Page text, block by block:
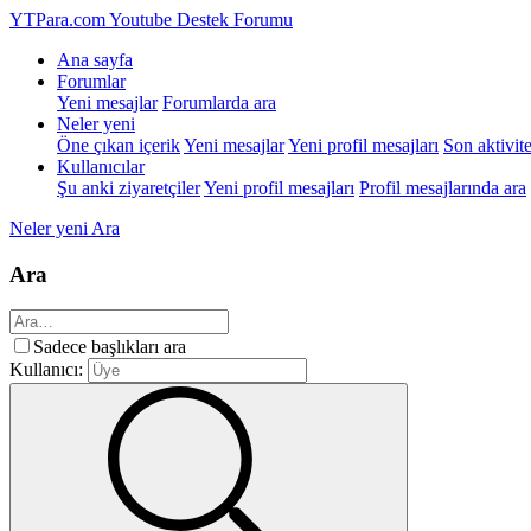
YTPara.comYoutube Destek Forumu
Ana sayfa
Forumlar
Yeni mesajlar Forumlarda ara
Neler yeni
Öne çıkan içerikYeni mesajlarYeni profil mesajları Son
Kullanıcılar
Şu anki ziyaretçilerYeni profil mesajları Profil mesajlarında ara
Neler yeni Ara
Ara
Sadece başlıkları ara
Kullanıcı: